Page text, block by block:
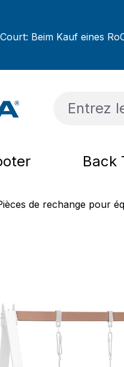
Beim Kauf eines
Back
de rechange pour